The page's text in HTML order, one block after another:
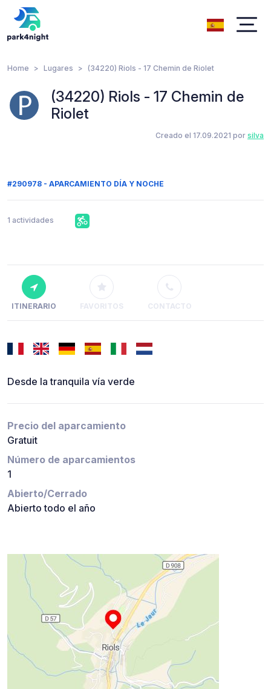
Home Lugares (34220) Riols - 17 Chemin de Riolet
(34220) Riols - 17 Chemin de
Riolet
Creado el 17.09.2021 por silva
#290978 - APARCAMIENTO DÍA Y NOCHE
1 actividades
ITINERARIO FAVORITOS CONTACTO
Desde la tranquila vía verde
Precio del aparcamiento
Gratuit
Número de aparcamientos
1
Abierto/Cerrado
Abierto todo el año